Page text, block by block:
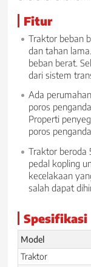
Fitur
Traktor beban
dan tahan
beban berat.
dari sistem
Ada
poros
Properti
poros
Traktor beroda
pedal kopling
kecelakaan
salah dapat
Spesifikasi
Model
Traktor